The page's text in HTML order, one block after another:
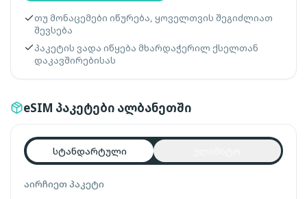
თუ მონაცემები იწურება, ყოველთვის შეგიძლიათ
შევსება
პაკეტის ვადა იწყება მხარდაჭერილ ქსელთან
დაკავშირებისას
eSIM პაკეტები ალბანეთში
სტანდარტული
აირჩიეთ პაკეტი